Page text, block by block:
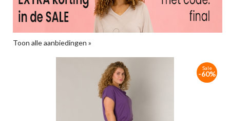
Toon alle aanbiedingen »
Sale
-60%